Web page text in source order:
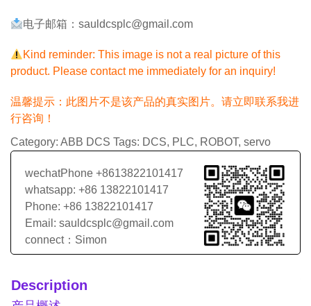
电子邮箱：sauldcsplc@gmail.com
Kind reminder: This image is not a real picture of this
product. Please contact me immediately for an inquiry!
温馨提示：此图片不是该产品的真实图片。请立即联系我进
行咨询！
Category: ABB DCS Tags: DCS, PLC, ROBOT, servo
wechatPhone +8613822101417
whatsapp: +86 13822101417
Phone: +86 13822101417
Email: sauldcsplc@gmail.com
connect：Simon
Description